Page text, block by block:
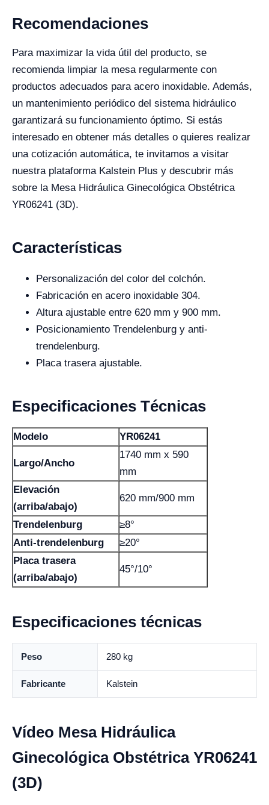
Recomendaciones
Para maximizar la vida útil del producto, se
recomienda limpiar la mesa regularmente con
productos adecuados para acero inoxidable. Además,
un mantenimiento periódico del sistema hidráulico
garantizará su funcionamiento óptimo. Si estás
interesado en obtener más detalles o quieres realizar
una cotización automática, te invitamos a visitar
nuestra plataforma Kalstein Plus y descubrir más
sobre la Mesa Hidráulica Ginecológica Obstétrica
YR06241 (3D).
Características
Personalización del color del colchón.
Fabricación en acero inoxidable 304.
Altura ajustable entre 620 mm y 900 mm.
Posicionamiento Trendelenburg y anti-
trendelenburg.
Placa trasera ajustable.
Especificaciones Técnicas
Modelo YR06241
Largo/Ancho
1740 mm x 590
mm
Elevación
(arriba/abajo)
620 mm/900 mm
Trendelenburg
≥8°
Anti-trendelenburg
≥20°
Placa trasera
(arriba/abajo)
45°/10°
Especificaciones técnicas
Peso 280 kg
Fabricante Kalstein
Vídeo Mesa Hidráulica
Ginecológica Obstétrica YR06241
(3D)